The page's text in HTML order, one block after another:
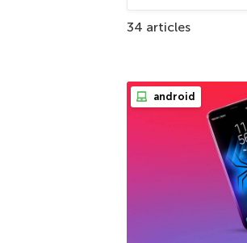
34 articles
android